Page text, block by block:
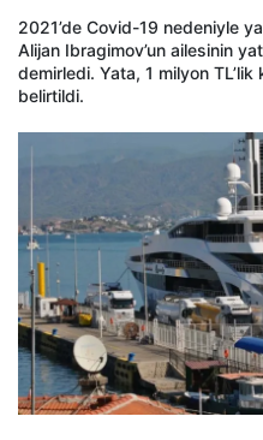
2021’de Covid-19 nedeniyle
Alijan Ibragimov’un ailesinin
demirledi. Yata, 1 milyon
belirtildi.